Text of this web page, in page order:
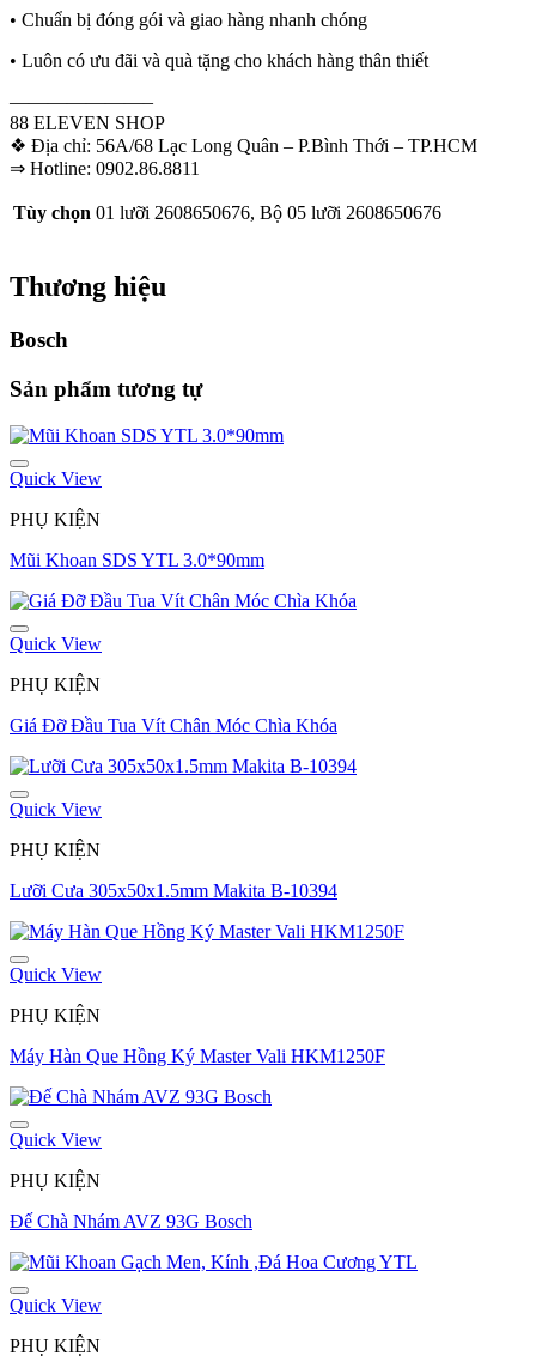
• Chuẩn bị đóng gói và giao hàng nhanh chóng
• Luôn có ưu đãi và quà tặng cho khách hàng thân thiết
———————–
88 ELEVEN SHOP
❖ Địa chỉ: 56A/68 Lạc Long Quân – P.Bình Thới – TP.HCM
⇒ Hotline: 0902.86.8811
Tùy chọn 01 lưỡi 2608650676, Bộ 05 lưỡi 2608650676
Thương hiệu
Bosch
Sản phẩm tương tự
Quick View
PHỤ KIỆN
Mũi Khoan SDS YTL 3.0*90mm
Quick View
PHỤ KIỆN
Giá Đỡ Đầu Tua Vít Chân Móc Chìa Khóa
Quick View
PHỤ KIỆN
Lưỡi Cưa 305x50x1.5mm Makita B-10394
Quick View
PHỤ KIỆN
Máy Hàn Que Hồng Ký Master Vali HKM1250F
Quick View
PHỤ KIỆN
Đế Chà Nhám AVZ 93G Bosch
Quick View
PHỤ KIỆN